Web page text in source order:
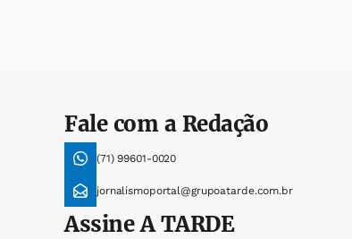
Fale com a Redação
(71) 99601-0020
jornalismoportal@grupoatarde.com.br
AssineA TARDE